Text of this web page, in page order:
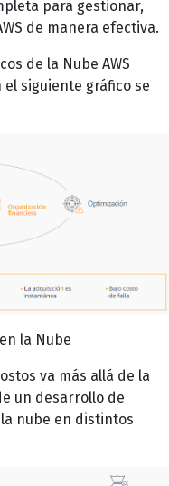
para gestionar,
de manera efectiva.
de la Nube AWS
siguiente gráfico se
la Nube
va más allá de la
un desarrollo de
nube en distintos